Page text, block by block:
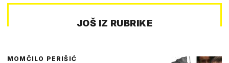
JOŠ IZ RUBRIKE
MOMČILO PERIŠIĆ